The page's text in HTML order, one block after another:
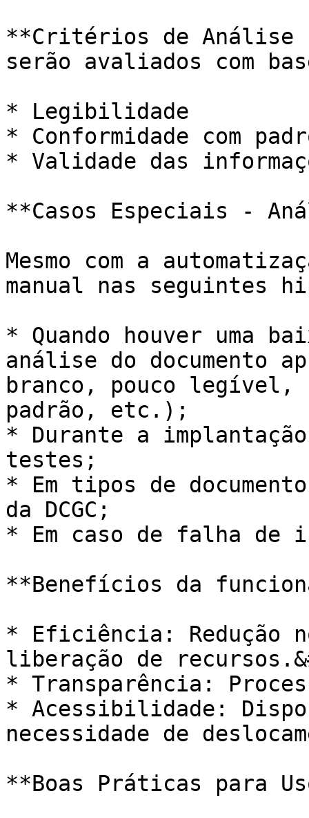
**Critérios de Análise -
serão avaliados com
* Legibilidade
* Conformidade com
* Validade das
**Casos Especiais -
Mesmo com a
manual nas seguintes
* Quando houver uma
análise do documento
branco, pouco legível,
padrão, etc.);
* Durante a
testes;
* Em tipos de
da DCGC;
* Em caso de falha de
**Benefícios da
* Eficiência: Redução
liberação de
* Transparência:
* Acessibilidade:
necessidade de
**Boas Práticas para